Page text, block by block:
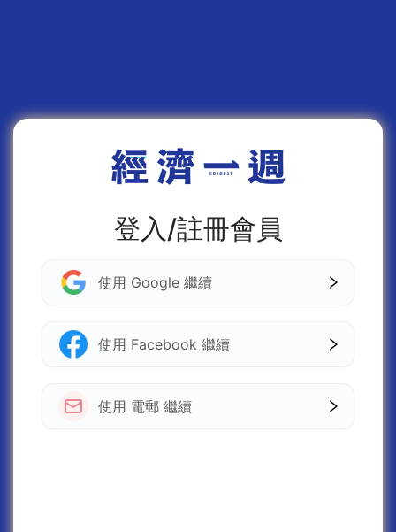
登入/註冊會員
使用 Google 繼續
使用 Facebook 繼續
使用 電郵 繼續